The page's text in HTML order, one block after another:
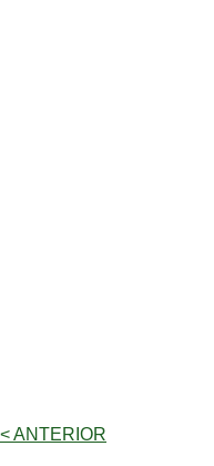
< ANTERIOR